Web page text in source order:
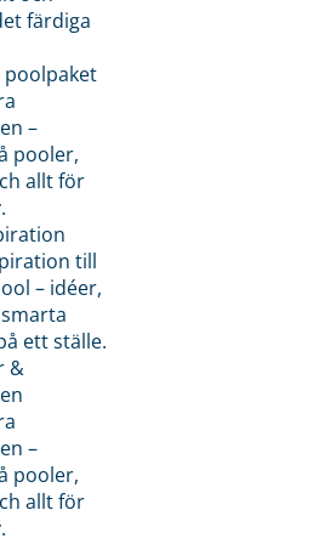
färdiga
–
pooler,
allt för
till
– idéer,
ett ställe.
&
–
pooler,
allt för